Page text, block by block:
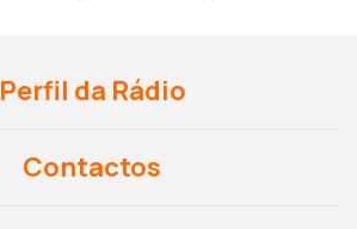
Perfil da Rádio
Contactos